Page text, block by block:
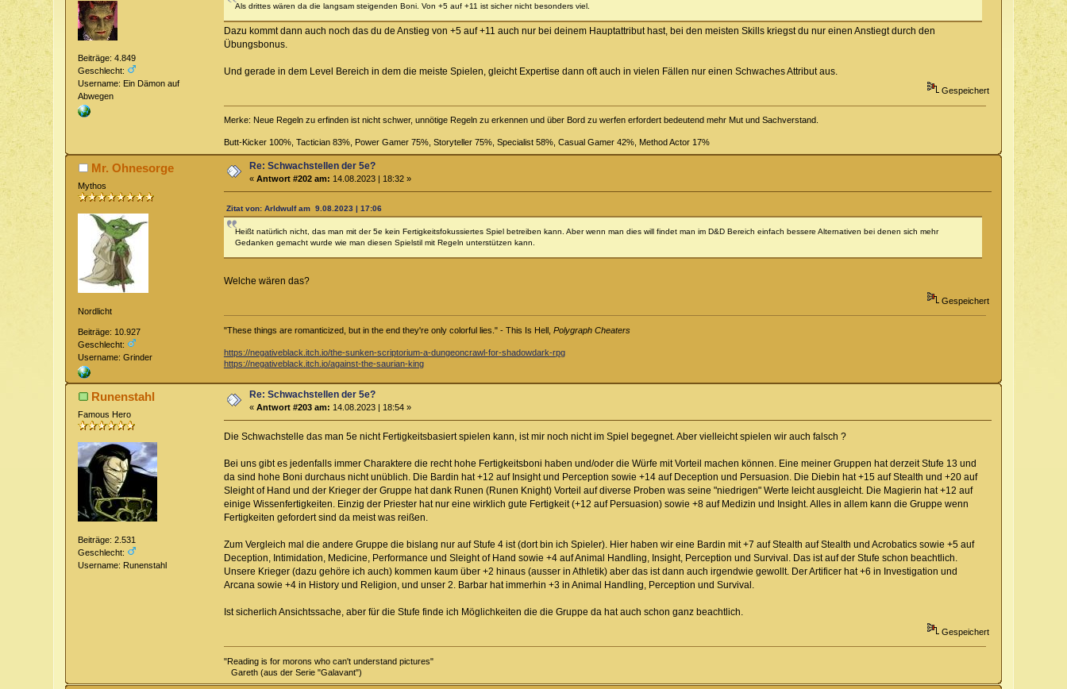
Beiträge: 4.849
Geschlecht:
Username: Ein Dämon auf
Abwegen
Als drittes wären da die langsam steigenden Boni. Von +5 auf +11 ist sicher nicht besonders viel.
Dazu kommt dann auch noch das du de Anstieg von +5 auf +11 auch nur bei deinem Hauptattribut hast, bei den meisten Skills kriegst du nur einen Anstiegt durch den
Übungsbonus.
Und gerade in dem Level Bereich in dem die meiste Spielen, gleicht Expertise dann oft auch in vielen Fällen nur einen Schwaches Attribut aus.
Gespeichert
Merke: Neue Regeln zu erfinden ist nicht schwer, unnötige Regeln zu erkennen und über Bord zu werfen erfordert bedeutend mehr Mut und Sachverstand.
Butt-Kicker 100%, Tactician 83%, Power Gamer 75%, Storyteller 75%, Specialist 58%, Casual Gamer 42%, Method Actor 17%
Mr. Ohnesorge
Mythos
Nordlicht
Beiträge: 10.927
Geschlecht:
Username: Grinder
Re: Schwachstellen der 5e?
«Antwort #202 am: 14.08.2023 | 18:32 »
Zitat von: Arldwulf am 9.08.2023 | 17:06
Heißt natürlich nicht, das man mit der 5e kein Fertigkeitsfokussiertes Spiel betreiben kann. Aber wenn man dies will findet man im D&D Bereich einfach bessere Alternativen bei denen sich mehr
Gedanken gemacht wurde wie man diesen Spielstil mit Regeln unterstützen kann.
Welche wären das?
Gespeichert
"These things are romanticized, but in the end they're only colorful lies." - This Is Hell, Polygraph Cheaters
https://negativeblack.itch.io/the-sunken-scriptorium-a-dungeoncrawl-for-shadowdark-rpg
https://negativeblack.itch.io/against-the-saurian-king
Runenstahl
Famous Hero
Beiträge: 2.531
Geschlecht:
Username: Runenstahl
Re: Schwachstellen der 5e?
«Antwort #203 am: 14.08.2023 | 18:54 »
Die Schwachstelle das man 5e nicht Fertigkeitsbasiert spielen kann, ist mir noch nicht im Spiel begegnet. Aber vielleicht spielen wir auch falsch ?
Bei uns gibt es jedenfalls immer Charaktere die recht hohe Fertigkeitsboni haben und/oder die Würfe mit Vorteil machen können. Eine meiner Gruppen hat derzeit Stufe 13 und
da sind hohe Boni durchaus nicht unüblich. Die Bardin hat +12 auf Insight und Perception sowie +14 auf Deception und Persuasion. Die Diebin hat +15 auf Stealth und +20 auf
Sleight of Hand und der Krieger der Gruppe hat dank Runen (Runen Knight) Vorteil auf diverse Proben was seine "niedrigen" Werte leicht ausgleicht. Die Magierin hat +12 auf
einige Wissenfertigkeiten. Einzig der Priester hat nur eine wirklich gute Fertigkeit (+12 auf Persuasion) sowie +8 auf Medizin und Insight. Alles in allem kann die Gruppe wenn
Fertigkeiten gefordert sind da meist was reißen.
Zum Vergleich mal die andere Gruppe die bislang nur auf Stufe 4 ist (dort bin ich Spieler). Hier haben wir eine Bardin mit +7 auf Stealth auf Stealth und Acrobatics sowie +5 auf
Deception, Intimidation, Medicine, Performance und Sleight of Hand sowie +4 auf Animal Handling, Insight, Perception und Survival. Das ist auf der Stufe schon beachtlich.
Unsere Krieger (dazu gehöre ich auch) kommen kaum über +2 hinaus (ausser in Athletik) aber das ist dann auch irgendwie gewollt. Der Artificer hat +6 in Investigation und
Arcana sowie +4 in History und Religion, und unser 2. Barbar hat immerhin +3 in Animal Handling, Perception und Survival.
Ist sicherlich Ansichtssache, aber für die Stufe finde ich Möglichkeiten die die Gruppe da hat auch schon ganz beachtlich.
Gespeichert
"Reading is for morons who can't understand pictures"
Gareth (aus der Serie "Galavant")